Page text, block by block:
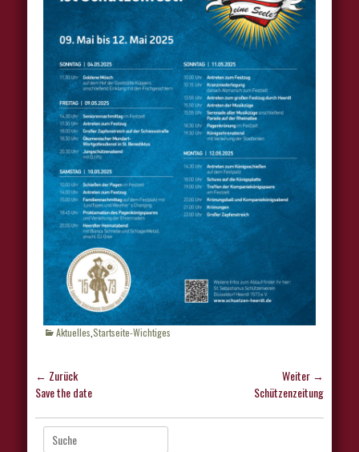
Kategorien
Aktuelles Startseite-Wichtiges
Beitragsnavigation
← Zurück
Vorhergehender
Save the date
Weiter →
Schützenzeitung
Suche